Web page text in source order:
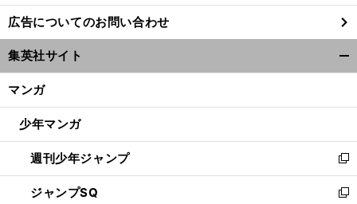
し
い
ウ
ィ
ン
ウ
開
く
広告についてのお問い合わせ
集英社サイト
マンガ
少年マンガ
週刊少年ジャンプ
新
し
い
ジャンプSQ
新